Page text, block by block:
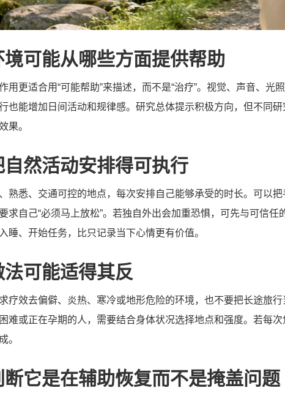
境可能从哪些方面提供帮助
用更适合用“可能帮助”来描述，而不是“治疗”。视觉、声音、
也能增加日间活动和规律感。研究总体提示积极方向，但不同
果。
自然活动安排得可执行
熟悉、交通可控的地点，每次安排自己能够承受的时长。可以
求自己“必须马上放松”。若独自外出会加重恐惧，可先与可信
睡、开始任务，比只记录当下心情更有价值。
法可能适得其反
疗效去偏僻、炎热、寒冷或地形危险的环境，也不要把长途旅
难或正在孕期的人，需要结合身体状况选择地点和强度。若每
。
断它是在辅助恢复而不是掩盖问题